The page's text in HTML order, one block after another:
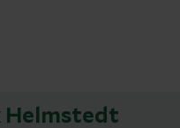
Helmstedt